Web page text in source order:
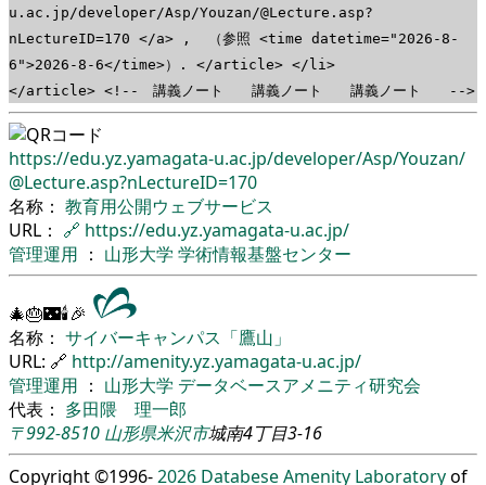
u.ac.jp/developer/Asp/Youzan/@Lecture.asp?
nLectureID=170 </a> , （参照 <time datetime="2026-8-
6">2026-8-6</time>）. </article> </li>
</article> <!-- 講義ノート 講義ノート 講義ノート -->
https://edu.yz.yamagata-u.ac.jp/developer/Asp/Youzan/
@Lecture.asp?nLectureID=170
名称： 教育用公開ウェブサービス
URL： 🔗 https://edu.yz.yamagata-u.ac.jp/
管理運用 ： 山形大学 学術情報基盤センター
🎄🎂🌃🕯🎉
名称： サイバーキャンパス「鷹山」
URL: 🔗 http://amenity.yz.yamagata-u.ac.jp/
管理運用 ： 山形大学 データベースアメニティ研究会
代表： 多田隈 理一郎
〒992-8510 山形県米沢市城南4丁目3-16
Copyright ©1996-2026 Databese Amenity Laboratoryof